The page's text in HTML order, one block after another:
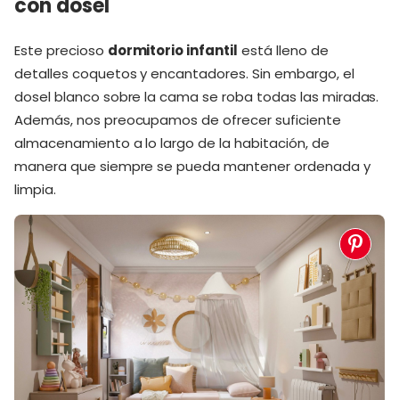
con dosel
Este precioso dormitorio infantil está lleno de
detalles coquetos y encantadores. Sin embargo, el
dosel blanco sobre la cama se roba todas las miradas.
Además, nos preocupamos de ofrecer suficiente
almacenamiento a lo largo de la habitación, de
manera que siempre se pueda mantener ordenada y
limpia.